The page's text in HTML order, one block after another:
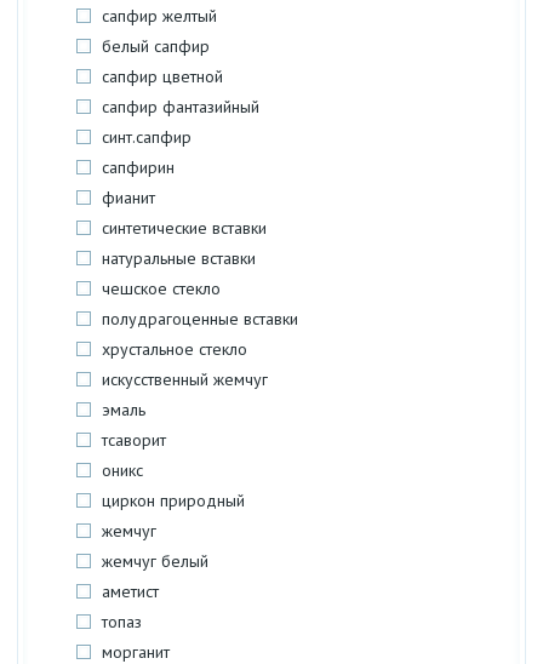
сапфир желтый
белый сапфир
сапфир цветной
сапфир фантазийный
синт.сапфир
сапфирин
фианит
синтетические вставки
натуральные вставки
чешское стекло
полудрагоценные вставки
хрустальное стекло
искусственный жемчуг
эмаль
тсаворит
оникс
циркон природный
жемчуг
жемчуг белый
аметист
топаз
морганит